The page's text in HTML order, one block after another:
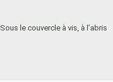
. Sous le couvercle à vis, à l’abris